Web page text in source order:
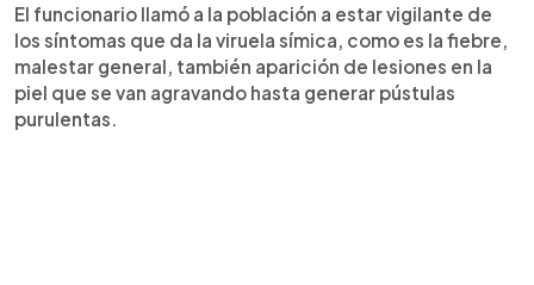
El funcionario llamó a la población a estar vigilante de
los síntomas que da la viruela símica, como es la fiebre,
malestar general, también aparición de lesiones en la
piel que se van agravando hasta generar pústulas
purulentas.